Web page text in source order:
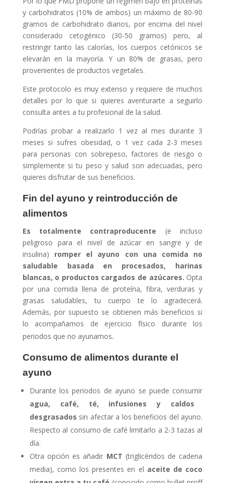
y carbohidratos (10% de ambos) un máximo de 80-90
gramos de carbohidrato diarios, por encima del nivel
considerado cetogénico (30-50 gramos) pero, al
restringir tanto las calorías, los cuerpos cetónicos se
elevarán en la mayoría. Y un 80% de grasas, pero
provenientes de productos vegetales.
Este protocolo es muy extenso y requiere de muchos
detalles por lo que si quieres aventurarte a seguirlo
consulta antes a tu profesional de la salud.
Podrías probar a realizarlo 1 vez al mes durante 3
meses si sufres obesidad, o 1 vez cada 2-3 meses
para personas con sobrepeso, factores de riesgo o
simplemente si tu peso y salud son adecuadas, pero
quieres disfrutar de sus beneficios.
Fin del ayuno y reintroducción de
alimentos
Es totalmente contraproducente (e incluso
peligroso para el nivel de azúcar en sangre y de
insulina) romper el ayuno con una comida no
saludable basada en procesados, harinas
blancas, o productos cargados de azúcares. Opta
por una comida llena de proteína, fibra, verduras y
grasas saludables, tu cuerpo te lo agradecerá.
Además, por supuesto se obtienen más beneficios si
lo acompañamos de ejercicio físico durante los
periodos que no ayunamos.
Consumo de alimentos durante el
ayuno
Durante los periodos de ayuno se puede consumir
agua, café, té, infusiones y caldos
desgrasados sin afectar a los beneficios del ayuno.
Respecto al consumo de café limitarlo a 2-3 tazas al
día.
Otra opción es añadir MCT (triglicéridos de cadena
media), como los presentes en el aceite de coco